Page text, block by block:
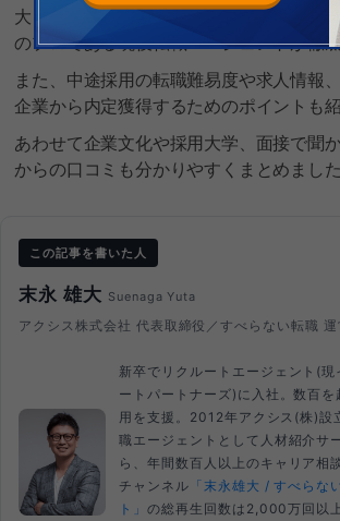
大日本印刷株式会社(DNP)へ転職するコ
のプロである現役転職エージェントが徹
また、中途採用の転職難易度や求人情報
企業から内定獲得するためのポイントも紹
あわせて企業文化や採用大学、面接で聞
からの口コミも分かりやすくまとめました
この記事を書いた人
末永 雄大 Suenaga Yuta
アクシス株式会社 代表取締役／すべらない転職 運
新卒でリクルートエージェント(
ートパートナーズ)に入社。数百
用を支援。2012年アクシス(株)設
職エージェントとして人材紹介サ
ら、年間数百人以上のキャリア相
チャンネル 「末永雄大 / すべらな
ト」 の総再生回数は2,000万回以